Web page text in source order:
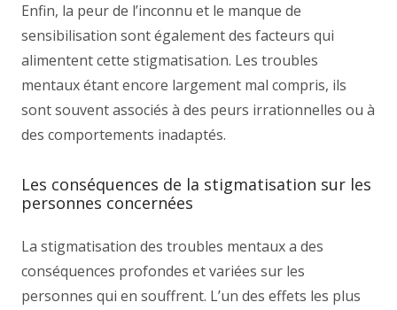
Enfin, la peur de l’inconnu et le manque de
sensibilisation sont également des facteurs qui
alimentent cette stigmatisation. Les troubles
mentaux étant encore largement mal compris, ils
sont souvent associés à des peurs irrationnelles ou à
des comportements inadaptés.
Les conséquences de la stigmatisation sur les
personnes concernées
La stigmatisation des troubles mentaux a des
conséquences profondes et variées sur les
personnes qui en souffrent. L’un des effets les plus